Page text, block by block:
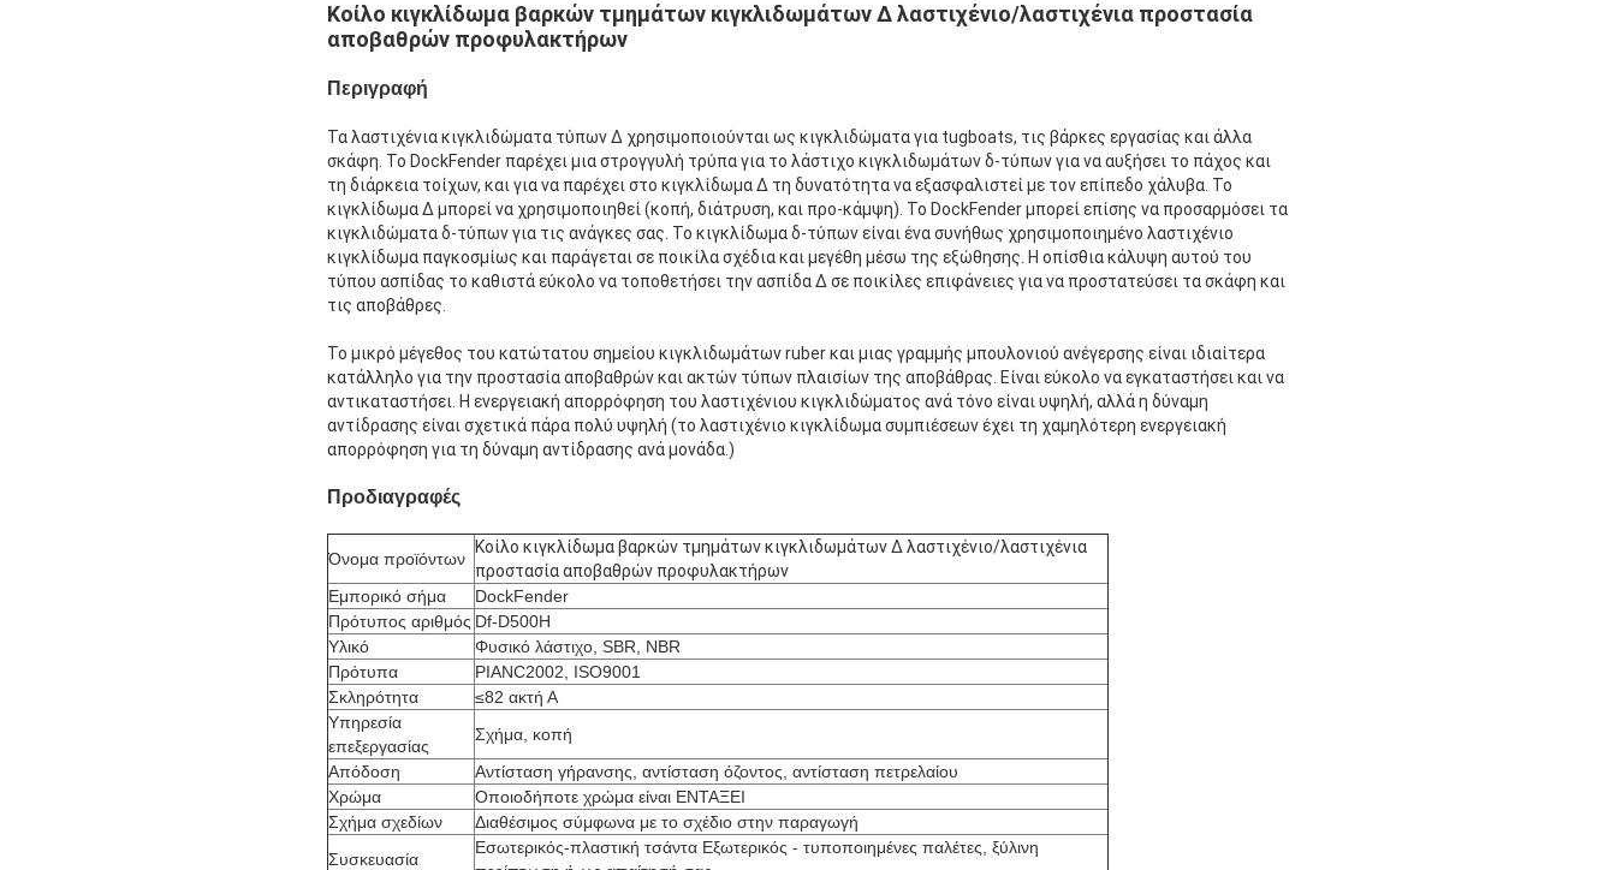
Κοίλο κιγκλίδωμα βαρκών τμημάτων κιγκλιδωμάτων Δ λαστιχένιο/λαστιχένια προστασία
αποβαθρών προφυλακτήρων
Περιγραφή
Τα λαστιχένια κιγκλιδώματα τύπων Δ χρησιμοποιούνται ως κιγκλιδώματα για tugboats, τις βάρκες εργασίας και άλλα
σκάφη. Το DockFender παρέχει μια στρογγυλή τρύπα για το λάστιχο κιγκλιδωμάτων δ-τύπων για να αυξήσει το πάχος και
τη διάρκεια τοίχων, και για να παρέχει στο κιγκλίδωμα Δ τη δυνατότητα να εξασφαλιστεί με τον επίπεδο χάλυβα. Το
κιγκλίδωμα Δ μπορεί να χρησιμοποιηθεί (κοπή, διάτρυση, και προ-κάμψη). Το DockFender μπορεί επίσης να προσαρμόσει τα
κιγκλιδώματα δ-τύπων για τις ανάγκες σας. Το κιγκλίδωμα δ-τύπων είναι ένα συνήθως χρησιμοποιημένο λαστιχένιο
κιγκλίδωμα παγκοσμίως και παράγεται σε ποικίλα σχέδια και μεγέθη μέσω της εξώθησης. Η οπίσθια κάλυψη αυτού του
τύπου ασπίδας το καθιστά εύκολο να τοποθετήσει την ασπίδα Δ σε ποικίλες επιφάνειες για να προστατεύσει τα σκάφη και
τις αποβάθρες.
Το μικρό μέγεθος του κατώτατου σημείου κιγκλιδωμάτων ruber και μιας γραμμής μπουλονιού ανέγερσης είναι ιδιαίτερα
κατάλληλο για την προστασία αποβαθρών και ακτών τύπων πλαισίων της αποβάθρας. Είναι εύκολο να εγκαταστήσει και να
αντικαταστήσει. Η ενεργειακή απορρόφηση του λαστιχένιου κιγκλιδώματος ανά τόνο είναι υψηλή, αλλά η δύναμη
αντίδρασης είναι σχετικά πάρα πολύ υψηλή (το λαστιχένιο κιγκλίδωμα συμπιέσεων έχει τη χαμηλότερη ενεργειακή
απορρόφηση για τη δύναμη αντίδρασης ανά μονάδα.)
Προδιαγραφές
Όνομα προϊόντων
Κοίλο κιγκλίδωμα βαρκών τμημάτων κιγκλιδωμάτων Δ λαστιχένιο/λαστιχένια
προστασία αποβαθρών προφυλακτήρων
Εμπορικό σήμα
DockFender
Πρότυπος αριθμός Df-D500H
Υλικό
Φυσικό λάστιχο, SBR, NBR
Πρότυπα
PIANC2002, ISO9001
Σκληρότητα
≤82 ακτή Α
Υπηρεσία
επεξεργασίας
Σχήμα, κοπή
Απόδοση
Αντίσταση γήρανσης, αντίσταση όζοντος, αντίσταση πετρελαίου
Χρώμα
Οποιοδήποτε χρώμα είναι ΕΝΤΑΞΕΙ
Σχήμα σχεδίων
Διαθέσιμος σύμφωνα με το σχέδιο στην παραγωγή
Συσκευασία
Εσωτερικός-πλαστική τσάντα Εξωτερικός - τυποποιημένες παλέτες, ξύλινη